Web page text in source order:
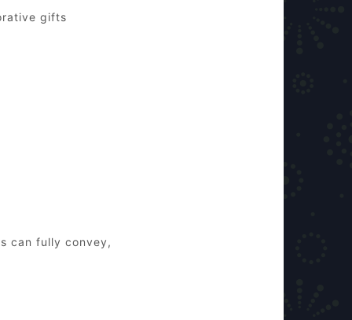
gifts
can fully convey,